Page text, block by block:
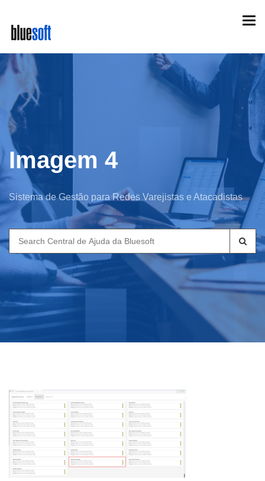
main
content
Imagem 4
Sistema de Gestão para Redes Varejistas e Atacadistas
Search
for: